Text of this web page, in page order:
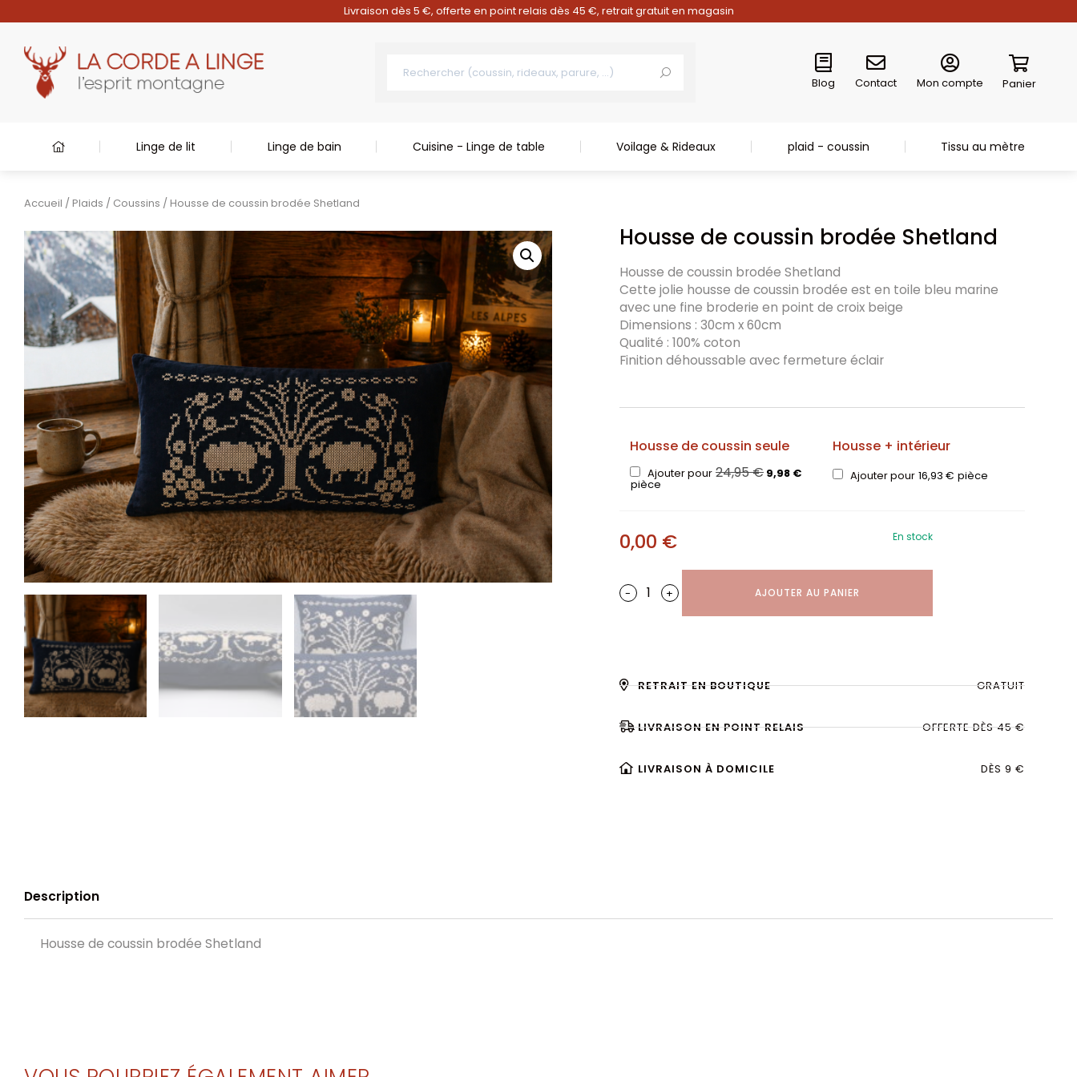
Livraison dès 5 €, offerte en point relais dès 45 €, retrait gratuit en magasin
Blog Contact Mon compte Panier
Linge de lit Linge de bain Cuisine - Linge de table Voilage & Rideaux plaid - coussin Tissu au mètre
Accueil / Plaids / Coussins / Housse de coussin brodée Shetland
Housse de coussin brodée Shetland
Housse de coussin brodée Shetland
Cette jolie housse de coussin brodée est en toile bleu marine
avec une fine broderie en point de croix beige
Dimensions : 30cm x 60cm
Qualité : 100% coton
Finition déhoussable avec fermeture éclair
Housse de coussin seule
Ajouter pour 24,95€ 9,98 €
pièce
Housse + intérieur
Ajouter pour 16,93€ pièce
0,00 € En stock
- + AJOUTER AU PANIER
RETRAIT EN BOUTIQUE GRATUIT
LIVRAISON EN POINT RELAIS OFFERTE DÈS 45 €
LIVRAISON À DOMICILE DÈS 9 €
Description
Housse de coussin brodée Shetland